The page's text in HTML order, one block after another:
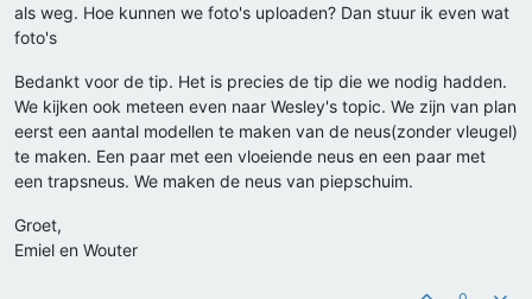
als weg. Hoe kunnen we foto's uploaden? Dan stuur ik even wat
foto's
Bedankt voor de tip. Het is precies de tip die we nodig hadden.
We kijken ook meteen even naar Wesley's topic. We zijn van plan
eerst een aantal modellen te maken van de neus(zonder vleugel)
te maken. Een paar met een vloeiende neus en een paar met
een trapsneus. We maken de neus van piepschuim.
Groet,
Emiel en Wouter